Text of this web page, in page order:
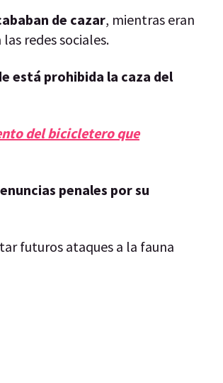
de cazar, mientras eran
redes sociales.
está prohibida la caza del
del bicicletero que
penales por su
futuros ataques a la fauna